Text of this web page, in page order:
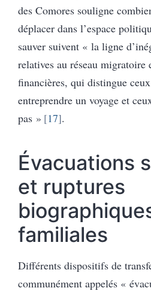
des Comores souligne
déplacer dans l’espace
sauver suivent « la ligne
relatives au réseau migratoire
financières, qui distingue
entreprendre un voyage et
pas » 17 .
Évacuations
et ruptures
familiales
Différents dispositifs de
communément appelés «